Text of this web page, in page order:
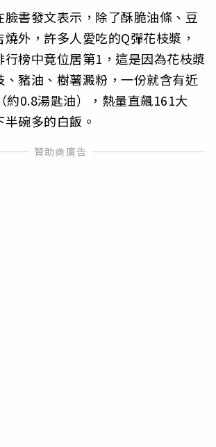
臉書發文表示，除了酥脆油條、豆
外，許多人愛吃的Q彈花枝漿，
行榜中竟位居第1，這是因為花枝漿
、豬油、樹薯澱粉，一份就含有近
約0.8湯匙油），熱量直飆161大
碗多的白飯。